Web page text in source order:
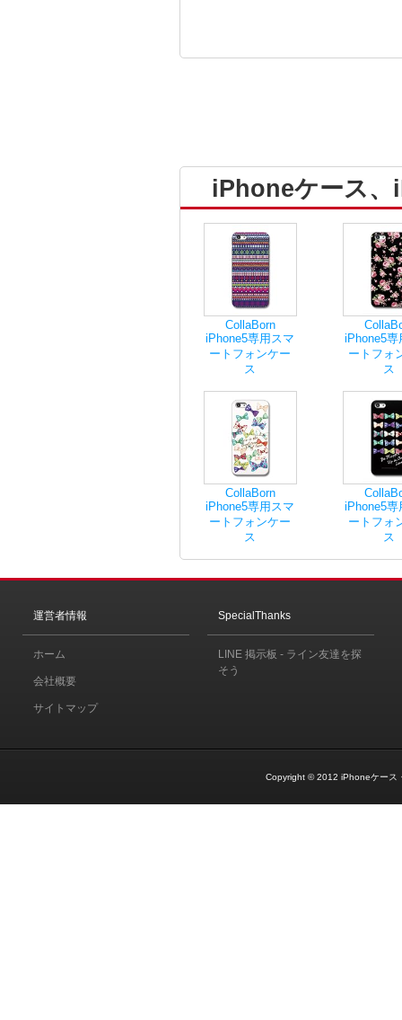
iPhoneケース、
CollaBorn
iPhone5専用スマ
ートフォンケー
ス
iPhone5専
ートフォ
ス
CollaBorn
iPhone5専用スマ
ートフォンケー
ス
iPhone5専
ートフォ
ス
運営者情報
ホーム
会社概要
サイトマップ
SpecialThanks
LINE 掲示板 - ライン友達を探
そう
Copyright © 2012 iPhoneケース